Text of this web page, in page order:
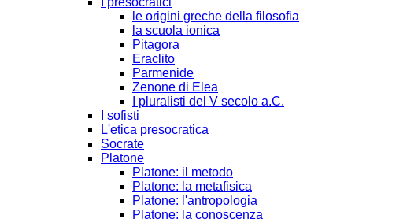
le origini greche della filosofia
la scuola ionica
Pitagora
Eraclito
Parmenide
Zenone di Elea
I pluralisti del V secolo a.C.
I sofisti
L'etica presocratica
Socrate
Platone
Platone: il metodo
Platone: la metafisica
Platone: l'antropologia
Platone: la conoscenza